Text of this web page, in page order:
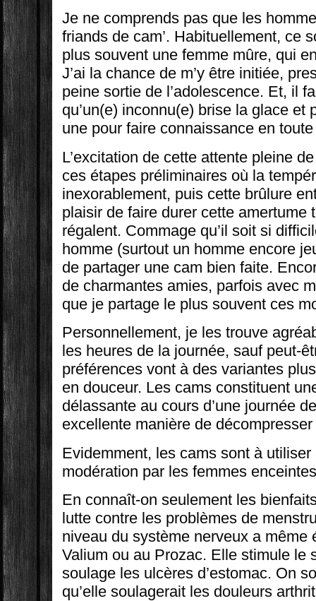
Je ne comprends pas que les
friands de cam’. Habituellement, ce
plus souvent une femme mûre, qui
J’ai la chance de m’y être initiée,
peine sortie de l’adolescence. Et, il
qu’un(e) inconnu(e) brise la glace et
une pour faire connaissance en
L’excitation de cette attente pleine
ces étapes préliminaires où la
inexorablement, puis cette brûlure
plaisir de faire durer cette amertume
régalent. Commage qu’il soit si
homme (surtout un homme encore
de partager une cam bien faite.
de charmantes amies, parfois avec
que je partage le plus souvent ces
Personnellement, je les trouve
les heures de la journée, sauf peut-
préférences vont à des variantes
en douceur. Les cams constituent
délassante au cours d’une journée
excellente manière de
Evidemment, les cams sont à
modération par les femmes
En connaît-on seulement les
lutte contre les problèmes de
niveau du système nerveux a même
Valium ou au Prozac. Elle stimule le
soulage les ulcères d’estomac. On
qu’elle soulagerait les douleurs